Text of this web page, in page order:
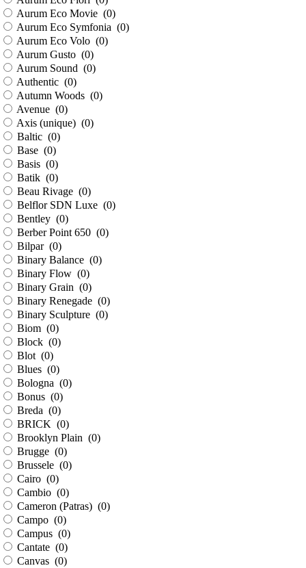
Aurum Eco Movie (0)
Aurum Eco Symfonia (0)
Aurum Eco Volo (0)
Aurum Gusto (0)
Aurum Sound (0)
Authentic (0)
Autumn Woods (0)
Avenue (0)
Axis (unique) (0)
Baltic (0)
Base (0)
Basis (0)
Batik (0)
Beau Rivage (0)
Belflor SDN Luxe (0)
Bentley (0)
Berber Point 650 (0)
Bilpar (0)
Binary Balance (0)
Binary Flow (0)
Binary Grain (0)
Binary Renegade (0)
Binary Sculpture (0)
Biom (0)
Block (0)
Blot (0)
Blues (0)
Bologna (0)
Bonus (0)
Breda (0)
BRICK (0)
Brooklyn Plain (0)
Brugge (0)
Brussele (0)
Cairo (0)
Cambio (0)
Cameron (Patras) (0)
Campo (0)
Campus (0)
Cantate (0)
Canvas (0)